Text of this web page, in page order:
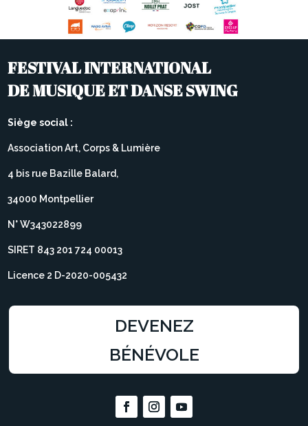
FESTIVAL INTERNATIONAL
DE MUSIQUE ET DANSE SWING
Siège social :
Association Art, Corps & Lumière
4 bis rue Bazille Balard,
34000 Montpellier
N° W343022899
SIRET 843 201 724 00013
Licence 2 D-2020-005432
DEVENEZ
BÉNÉVOLE